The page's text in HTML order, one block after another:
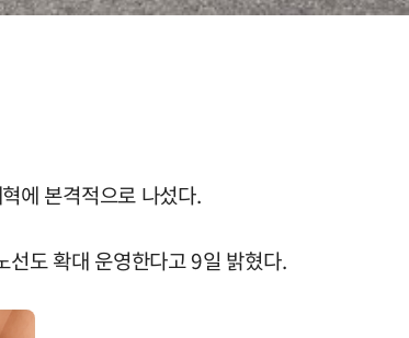
에 본격적으로 나섰다.
도 확대 운영한다고 9일 밝혔다.